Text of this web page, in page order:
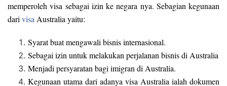
memperoleh visa sebagai izin ke negara nya. Sebagian kegunaan
darivisaAustralia yaitu:
Syarat buat mengawali bisnis internasional.
Sebagai izin untuk melakukan perjalanan bisnis di Australia
Menjadi persyaratan bagi imigran di Australia.
Kegunaan utama dari adanya visa Australia ialah dokumen